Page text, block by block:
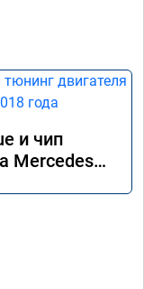
и чип
Mercedes